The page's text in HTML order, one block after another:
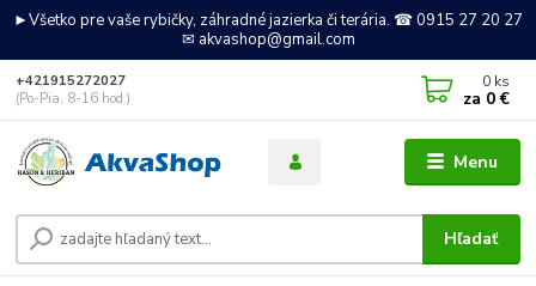
►Všetko pre vaše rybičky, záhradné jazierka či terária. ☎ 0915 27 20 27
✉ akvashop@gmail.com
Menu
Hľadať
+421915272027
(Po-Pia, 8-16 hod.)
0 ks
za 0 €